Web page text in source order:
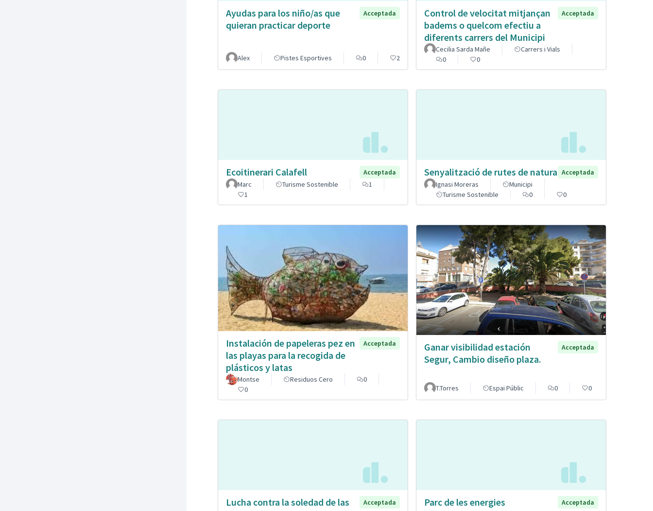
Ayudas para los niño/as que
quieran practicar deporte
Acceptada
Alex Pistes Esportives 0 2
Control de velocitat mitjançan
badems o quelcom efectiu a
diferents carrers del Municipi
Acceptada
Cecilia Sarda Mañe
Carrers i Vials
0
0
Ecoitinerari Calafell
Acceptada
Marc
Turisme Sostenible
1
1
Senyalització de rutes de natura Acceptada
Ignasi Moreras
Municipi
Turisme Sostenible
0 0
Instalación de papeleras pez en
las playas para la recogida de
plásticos y latas
Acceptada
Montse Residuos Cero
0
0
Ganar visibilidad estación
Segur, Cambio diseño plaza.
Acceptada
T.Torres Espai Públic 0 0
Lucha contra la soledad de las
Acceptada Parc de les energies Acceptada